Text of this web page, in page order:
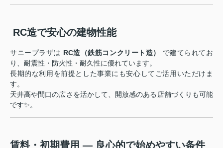
️ RC造で安心の建物性能
サニープラザは RC造（鉄筋コンクリート造）
で建てられてお
り、耐震性・防火性・耐久性に優れています。
長期的な利用を前提とした事業にも安心してご活用いただけま
す。
天井高や間口の広さを活かして、開放感のある店舗づくりも可能
です✨。
賃料・初期費用 ― 良心的で始めやすい条件